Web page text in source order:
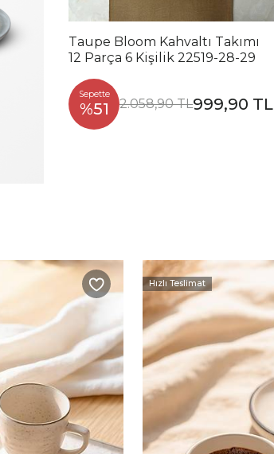
Taupe Bloom Kahvaltı Takımı
12 Parça 6 Kişilik 22519-28-29
Sepette
%51 2.058,90 TL999,90 TL
Hızlı Teslimat